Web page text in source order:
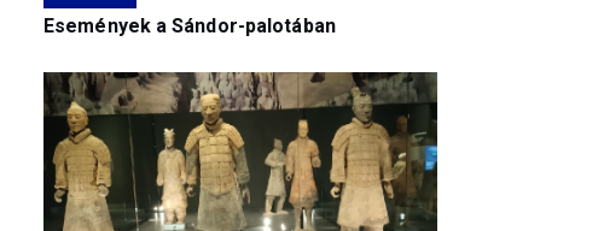
Események a Sándor-palotában